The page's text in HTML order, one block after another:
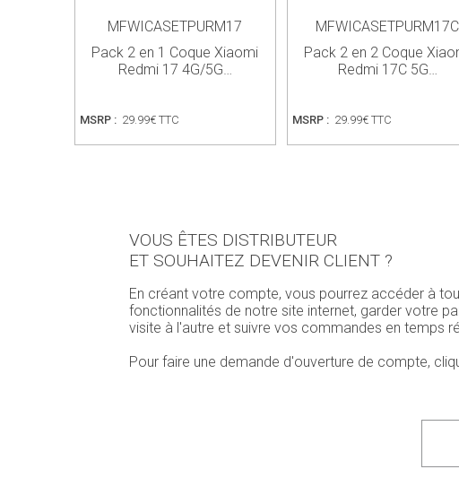
MFWICASETPURM17
Pack 2 en 1 Coque Xiaomi
Redmi 17 4G/5G…
MSRP : 29.99€ TTC
MFWICASETPURM17C
Pack 2 en 2 Coque
Redmi 17C 5G…
MSRP : 29.99€ TTC
VOUS ÊTES DISTRIBUTEUR
ET SOUHAITEZ DEVENIR CLIENT ?
En créant votre compte, vous pourrez accéder à
fonctionnalités de notre site internet, garder votre
visite à l'autre et suivre vos commandes en temps
Pour faire une demande d'ouverture de compte,